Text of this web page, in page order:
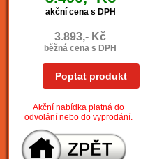
akční cena s DPH
3.893,- Kč
běžná cena s DPH
Poptat produkt
Akční nabídka platná do
odvolání nebo do vyprodání.